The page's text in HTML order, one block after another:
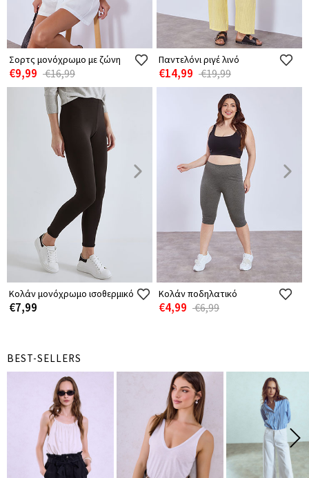
Σορτς μονόχρωμο με ζώνη
€9,99 €16,99
Παντελόνι ριγέ λινό
€14,99 €19,99
Κολάν μονόχρωμο ισοθερμικό
€7,99
Κολάν ποδηλατικό
€4,99 €6,99
BEST-SELLERS